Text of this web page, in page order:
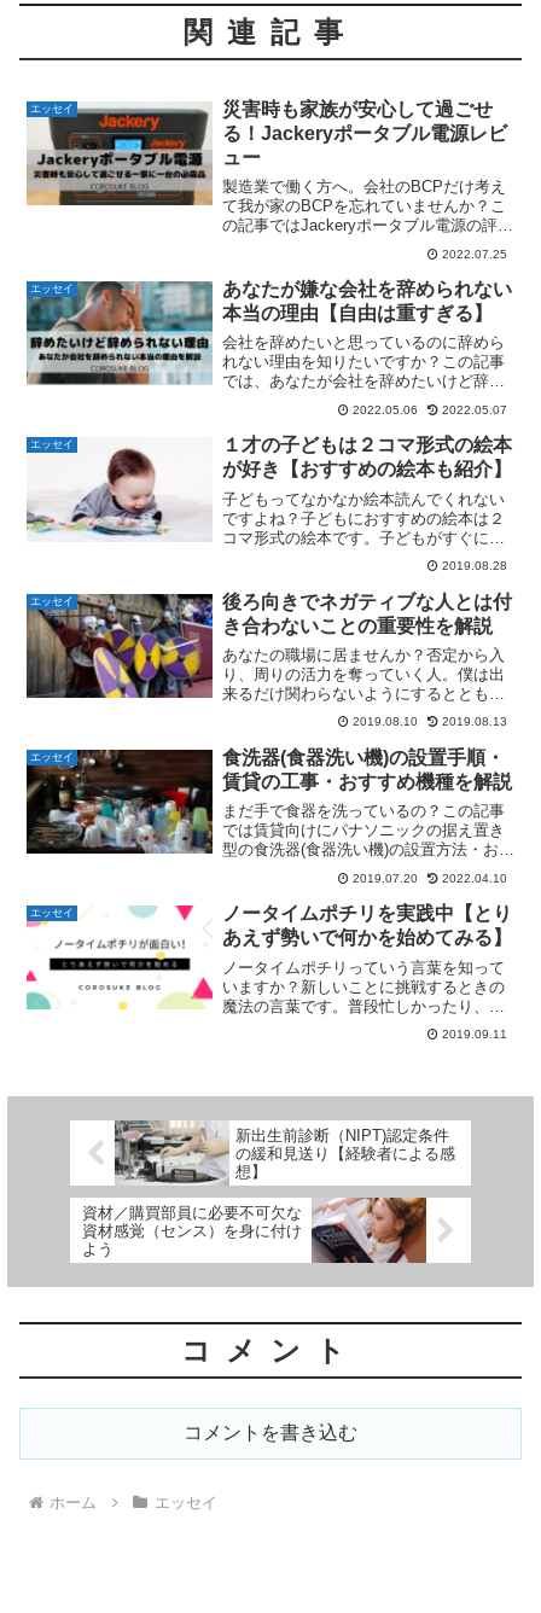
関連記事
エッセイ
災害時も家族が安心して過ごせ
る！Jackeryポータブル電源レビ
ュー
製造業で働く方へ。会社のBCPだけ考え
て我が家のBCPを忘れていませんか？こ
の記事ではJackeryポータブル電源の評判
をレビューしています。Jackeryの購入を
考え中の方はこの記事をご覧下さい。
2022.07.25
エッセイ
あなたが嫌な会社を辞められない
本当の理由【自由は重すぎる】
会社を辞めたいと思っているのに辞めら
れない理由を知りたいですか？この記事
では、あなたが会社を辞めたいけど辞め
られない本当の理由を解説しています。
会社を辞めたい人はこの記事をご覧下さ
い。
2022.05.06 2022.05.07
エッセイ
１才の子どもは２コマ形式の絵本
が好き【おすすめの絵本も紹介】
子どもってなかなか絵本読んでくれない
ですよね？子どもにおすすめの絵本は２
コマ形式の絵本です。子どもがすぐに楽
しくなる仕掛けが出来ています。２コマ
形式のおすすめの絵本が知りたい方はこ
の記事をご覧ください。
2019.08.28
エッセイ
後ろ向きでネガティブな人とは付
き合わないことの重要性を解説
あなたの職場に居ませんか？否定から入
り、周りの活力を奪っていく人。僕は出
来るだけ関わらないようにするととも
に、将来自分の上司がネガティブで活力
を奪う人になるかもしれないことに備え
ることにしています。具体的な対策が知
りたい人はこの記事をご覧下さい。
2019.08.10 2019.08.13
エッセイ
食洗器(食器洗い機)の設置手順・
賃貸の工事・おすすめ機種を解説
まだ手で食器を洗っているの？この記事
では賃貸向けにパナソニックの据え置き
型の食洗器(食器洗い機)の設置方法・おす
すめの食洗シリーズ・具体的工事内容を
紹介しています。食洗器が欲しい、分岐
水栓とか良く分からない人はこの記事を
ご覧ください。
2019.07.20 2022.04.10
エッセイ
ノータイムポチリを実践中【とり
あえず勢いで何かを始めてみる】
ノータイムポチリっていう言葉を知って
いますか？新しいことに挑戦するときの
魔法の言葉です。普段忙しかったり、面
倒だったりで新しいことをやる機会って
実は少ないと思います。そんな時に有効
2019.09.11
新出生前診断（NIPT)認定条件
の緩和見送り【経験者による感
想】
資材／購買部員に必要不可欠な
資材感覚（センス）を身に付け
よう
コメント
コメントを書き込む
ホーム エッセイ